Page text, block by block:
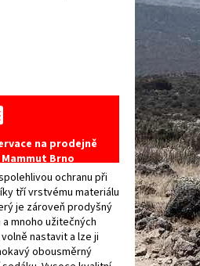
na prodejně
Mammut Brno
ochranu při
tří vrstvému materiálu
je zároveň prodyšný
mnoho užitečných
nastavit a lze ji
obousměrný